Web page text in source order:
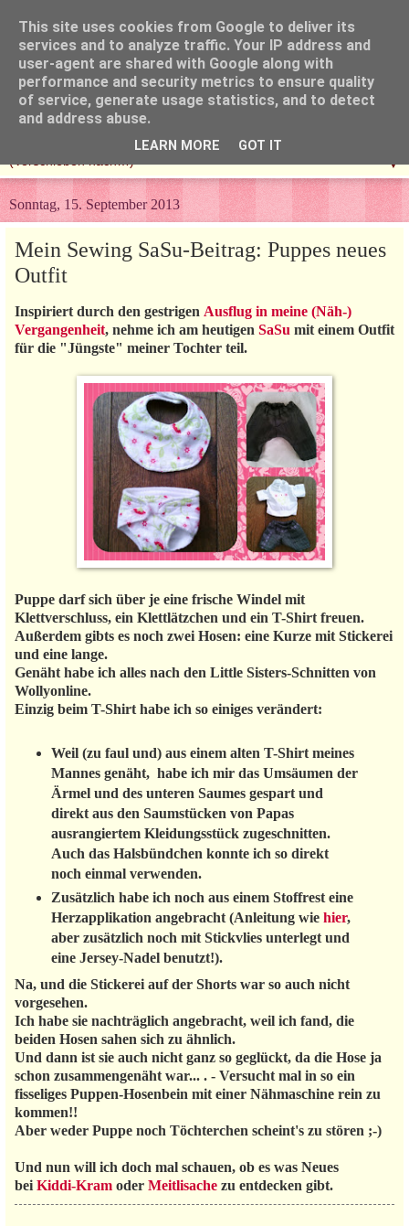
▼
Sonntag, 15. September 2013
Mein Sewing SaSu-Beitrag: Puppes neues
Outfit
Inspiriert durch den gestrigen Ausflug in meine (Näh-)
Vergangenheit, nehme ich am heutigen SaSu mit einem Outfit
für die "Jüngste" meiner Tochter teil.
Puppe darf sich über je eine frische Windel mit
Klettverschluss, ein Klettlätzchen und ein T-Shirt freuen.
Außerdem gibts es noch zwei Hosen: eine Kurze mit Stickerei
und eine lange.
Genäht habe ich alles nach den Little Sisters-Schnitten von
Wollyonline.
Einzig beim T-Shirt habe ich so einiges verändert:
Weil (zu faul und) aus einem alten T-Shirt meines
Mannes genäht, habe ich mir das Umsäumen der
Ärmel und des unteren Saumes gespart und
direkt aus den Saumstücken von Papas
ausrangiertem Kleidungsstück zugeschnitten.
Auch das Halsbündchen konnte ich so direkt
noch einmal verwenden.
Zusätzlich habe ich noch aus einem Stoffrest eine
Herzapplikation angebracht (Anleitung wie hier,
aber zusätzlich noch mit Stickvlies unterlegt und
eine Jersey-Nadel benutzt!).
Na, und die Stickerei auf der Shorts war so auch nicht
vorgesehen.
Ich habe sie nachträglich angebracht, weil ich fand, die
beiden Hosen sahen sich zu ähnlich.
Und dann ist sie auch nicht ganz so geglückt, da die Hose ja
schon zusammengenäht war... . - Versucht mal in so ein
fisseliges Puppen-Hosenbein mit einer Nähmaschine rein zu
kommen!!
Aber weder Puppe noch Töchterchen scheint's zu stören ;-)
Und nun will ich doch mal schauen, ob es was Neues
bei Kiddi-Kram oder Meitlisache zu entdecken gibt.
This site uses cookies from Google to deliver its
services and to analyze traffic. Your IP address and
user-agent are shared with Google along with
performance and security metrics to ensure quality
of service, generate usage statistics, and to detect
and address abuse.
LEARN MORE GOT IT